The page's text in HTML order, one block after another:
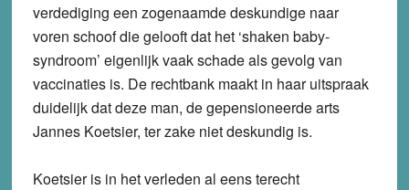
verdediging een zogenaamde deskundige naar
voren schoof die gelooft dat het ‘shaken baby-
syndroom’ eigenlijk vaak schade als gevolg van
vaccinaties is. De rechtbank maakt in haar uitspraak
duidelijk dat deze man, de gepensioneerde arts
Jannes Koetsier, ter zake niet deskundig is.
Koetsier is in het verleden al eens terecht